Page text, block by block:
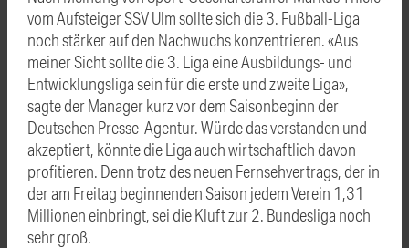
vom Aufsteiger SSV Ulm sollte sich die 3. Fußball-Liga
noch stärker auf den Nachwuchs konzentrieren. «Aus
meiner Sicht sollte die 3. Liga eine Ausbildungs- und
Entwicklungsliga sein für die erste und zweite Liga»,
sagte der Manager kurz vor dem Saisonbeginn der
Deutschen Presse-Agentur. Würde das verstanden und
akzeptiert, könnte die Liga auch wirtschaftlich davon
profitieren. Denn trotz des neuen Fernsehvertrags, der in
der am Freitag beginnenden Saison jedem Verein 1,31
Millionen einbringt, sei die Kluft zur 2. Bundesliga noch
sehr groß.